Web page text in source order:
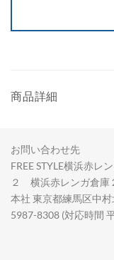
商品詳細
お問い合わせ先
FREE STYLE横浜赤
２ 横浜赤レンガ倉庫
本社 東京都練馬区中
5987-8308 (対応時間